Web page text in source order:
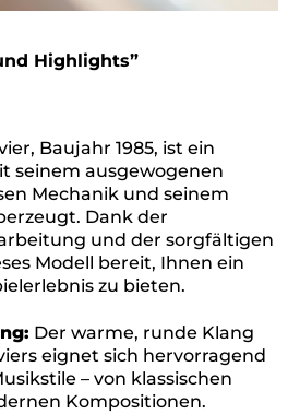
Highlights”
Baujahr 1985, ist ein
seinem ausgewogenen
Mechanik und seinem
Dank der
und der sorgfältigen
Modell bereit, Ihnen ein
zu bieten.
Der warme, runde Klang
eignet sich hervorragend
– von klassischen
Kompositionen.